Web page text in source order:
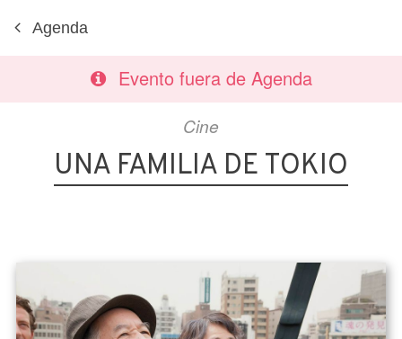
Agenda
Evento fuera de Agenda
Cine
UNA FAMILIA DE TOKIO